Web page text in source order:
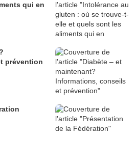
qui en
prévention